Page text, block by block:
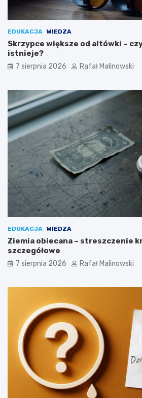
EDUKACJA WIEDZA
Skrzypce większe od altówki –
istnieje?
7 sierpnia 2026 Rafał Malinowski
EDUKACJA WIEDZA
Ziemia obiecana – streszczenie
szczegółowe
7 sierpnia 2026 Rafał Malinowski